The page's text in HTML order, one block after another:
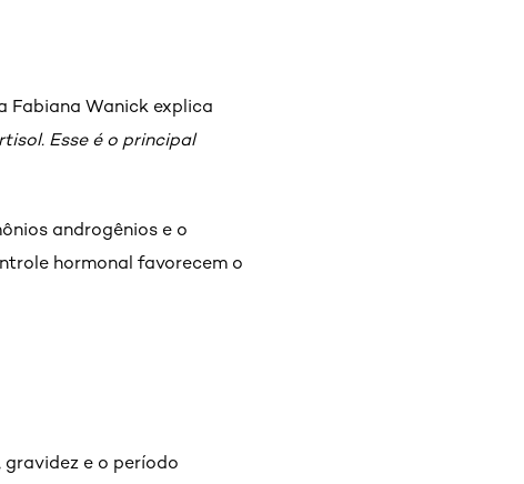
Fabiana Wanick explica
Esse é o principal
androgênios e o
hormonal favorecem o
e o período